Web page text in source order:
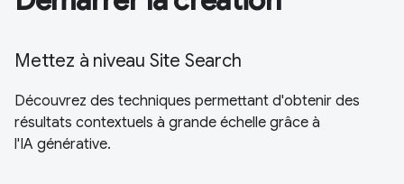
Mettez à niveau Site Search
Découvrez des techniques permettant d'obtenir des
résultats contextuels à grande échelle grâce à
l'IA générative.